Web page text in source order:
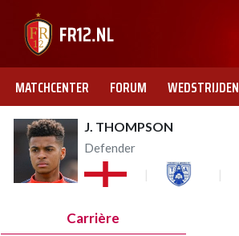
MATCHCENTER FORUM WEDSTRIJDEN
J. THOMPSON
Defender
Carrière